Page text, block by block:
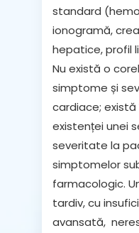
standard
ionogramă,
hepatice, profil
Nu există o
simptome și
cardiace;
existenței unei
severitate la
simptomelor
farmacologic.
tardiv, cu
avansată,